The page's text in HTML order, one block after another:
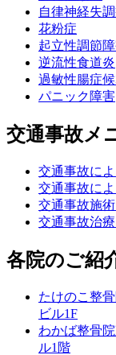
自律神経失
花粉症
起立性調節
逆流性食道炎
過敏性腸症
パニック障害
交通事故メ
交通事故に
交通事故に
交通事故施
交通事故治
各院のご紹
たけのこ整
ビル1F
わかば整骨院
ル1階